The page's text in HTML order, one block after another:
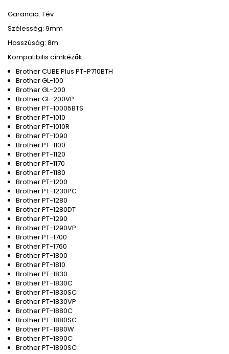
Garancia: 1 év
Szélesség: 9mm
Hosszúság: 8m
Kompatibilis címkézők:
Brother CUBE Plus PT-P710BTH
Brother GL-100
Brother GL-200
Brother GL-200VP
Brother PT-10005BTS
Brother PT-1010
Brother PT-1010R
Brother PT-1090
Brother PT-1100
Brother PT-1120
Brother PT-1170
Brother PT-1180
Brother PT-1200
Brother PT-1230PC
Brother PT-1280
Brother PT-1280DT
Brother PT-1290
Brother PT-1290VP
Brother PT-1700
Brother PT-1760
Brother PT-1800
Brother PT-1810
Brother PT-1830
Brother PT-1830C
Brother PT-1830SC
Brother PT-1830VP
Brother PT-1880C
Brother PT-1880SC
Brother PT-1880W
Brother PT-1890C
Brother PT-1890SC